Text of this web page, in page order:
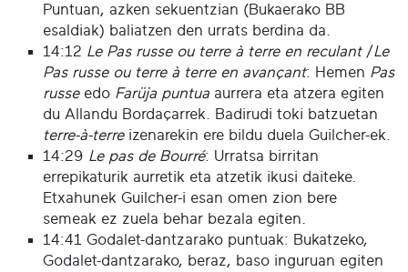
Puntuan, azken sekuentzian (Bukaerako BB
esaldiak) baliatzen den urrats berdina da.
14:12 Le Pas russe ou terre à terre en reculant/Le
Pas russe ou terre à terre en avançant: Hemen Pas
russeedo Farüja puntua aurrera eta atzera egiten
du Allandu Bordaçarrek. Badirudi toki batzuetan
terre-à-terreizenarekin ere bildu duela Guilcher-ek.
14:29 Le pas de Bourré: Urratsa birritan
errepikaturik aurretik eta atzetik ikusi daiteke.
Etxahunek Guilcher-i esan omen zion bere
semeak ez zuela behar bezala egiten.
14:41 Godalet-dantzarako puntuak: Bukatzeko,
Godalet-dantzarako, beraz, baso inguruan egiten